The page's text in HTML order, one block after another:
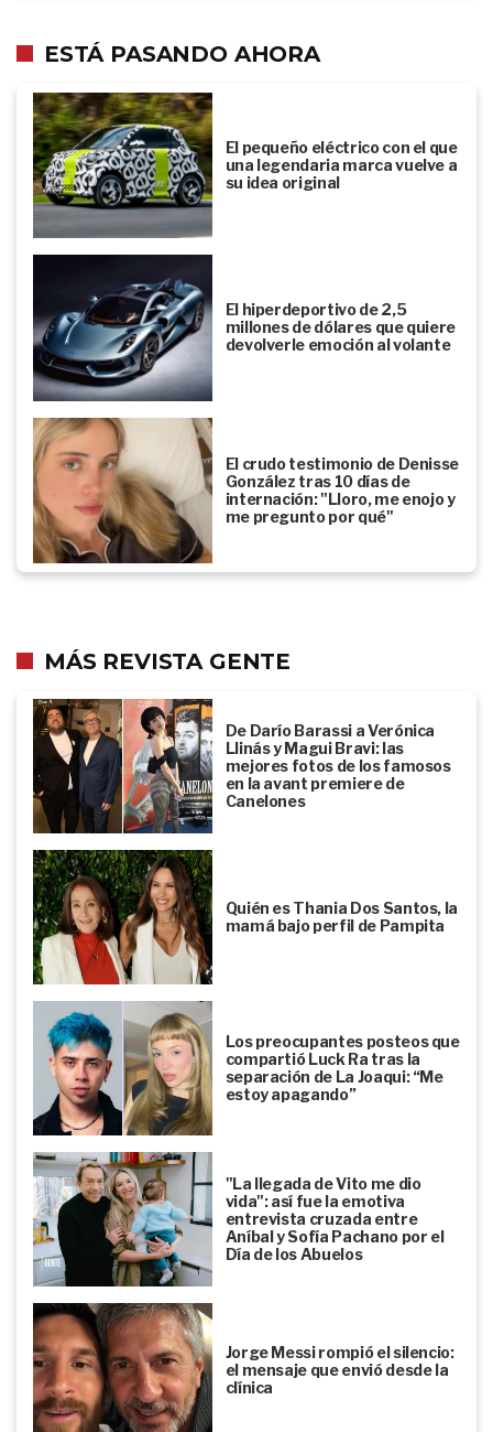
ESTÁ PASANDO AHORA
El pequeño eléctrico con el que
una legendaria marca vuelve a
su idea original
El hiperdeportivo de 2,5
millones de dólares que quiere
devolverle emoción al volante
El crudo testimonio de Denisse
González tras 10 días de
internación: "Lloro, me enojo y
me pregunto por qué"
MÁS REVISTA GENTE
De Darío Barassi a Verónica
Llinás y Magui Bravi: las
mejores fotos de los famosos
en la avant premiere de
Canelones
Quién es Thania Dos Santos, la
mamá bajo perfil de Pampita
Los preocupantes posteos que
compartió Luck Ra tras la
separación de La Joaqui: “Me
estoy apagando”
"La llegada de Vito me dio
vida": así fue la emotiva
entrevista cruzada entre
Aníbal y Sofía Pachano por el
Día de los Abuelos
Jorge Messi rompió el silencio:
el mensaje que envió desde la
clínica